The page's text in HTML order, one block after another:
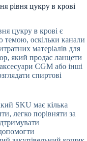
рівня цукру в крові
цукру в крові є
темою, оскільки канали
матеріалів для
який продає ланцети
CGM або інші
спиртові
SKU має кілька
легко порівняти за